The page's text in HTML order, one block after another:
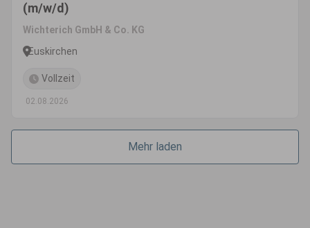
(m/w/d)
Wichterich GmbH & Co. KG
Euskirchen
Vollzeit
02.08.2026
Mehr laden